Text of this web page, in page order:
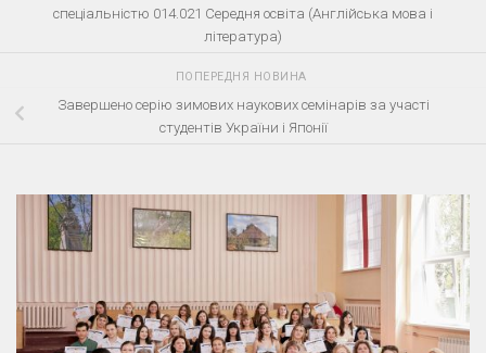
спеціальністю 014.021 Середня освіта (Англійська мова і
література)
ПОПЕРЕДНЯ НОВИНА
Завершено серію зимових наукових семінарів за участі
студентів України і Японії